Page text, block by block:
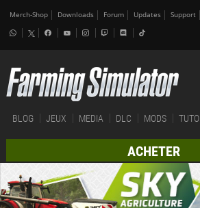
Merch-Shop Downloads Forum Updates Support
BLOG JEUX MEDIA DLC MODS
ACHETER